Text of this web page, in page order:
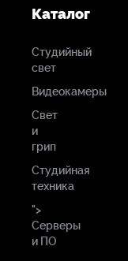
Каталог
Студийный
свет
Видеокамеры
Свет
и
грип
Студийная
техника
">
Серверы
и ПО